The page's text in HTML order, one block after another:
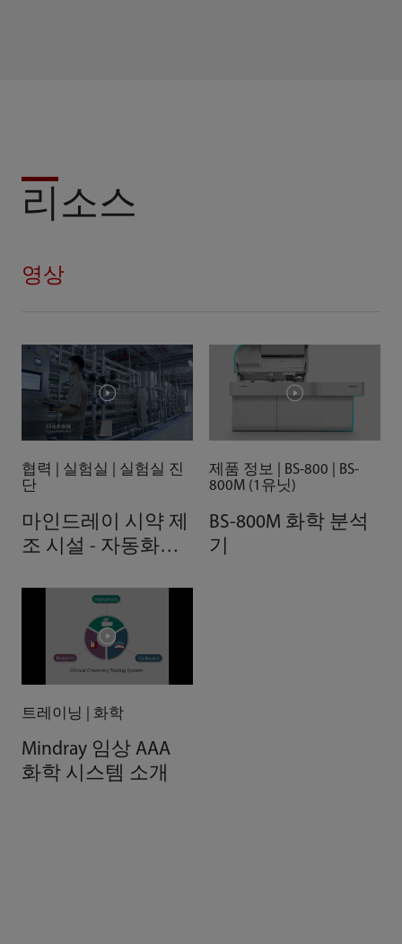
리소스
영상
협력 | 실험실 | 실험실 진
단
마인드레이 시약 제
조 시설 - 자동화로
제품 정보 | BS-800 | BS-
800M (1유닛)
BS-800M 화학 분석
기
트레이닝 | 화학
Mindray 임상 AAA
화학 시스템 소개